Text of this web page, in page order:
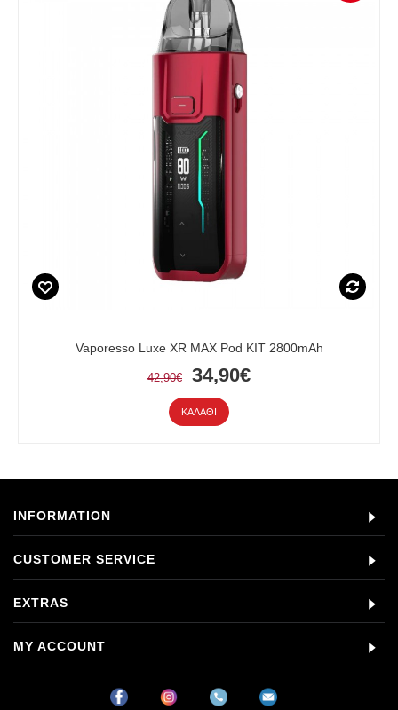
Vaporesso Luxe XR MAX Pod KIT 2800mAh
42,90€ 34,90€
ΚΑΛΆΘΙ
INFORMATION
CUSTOMER SERVICE
EXTRAS
MY ACCOUNT